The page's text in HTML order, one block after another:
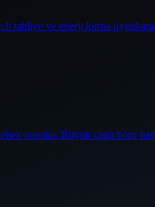
ve enerji kırma
vanalar. Büyük çaplı boru